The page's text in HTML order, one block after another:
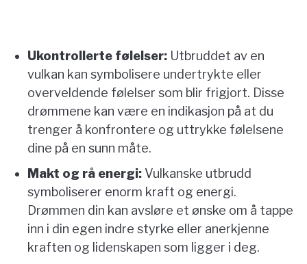
Ukontrollerte følelser: Utbruddet av en
vulkan kan symbolisere undertrykte eller
overveldende følelser som blir frigjort. Disse
drømmene kan være en indikasjon på at du
trenger å konfrontere og uttrykke følelsene
dine på en sunn måte.
Makt og rå energi: Vulkanske utbrudd
symboliserer enorm kraft og energi.
Drømmen din kan avsløre et ønske om å tappe
inn i din egen indre styrke eller anerkjenne
kraften og lidenskapen som ligger i deg.